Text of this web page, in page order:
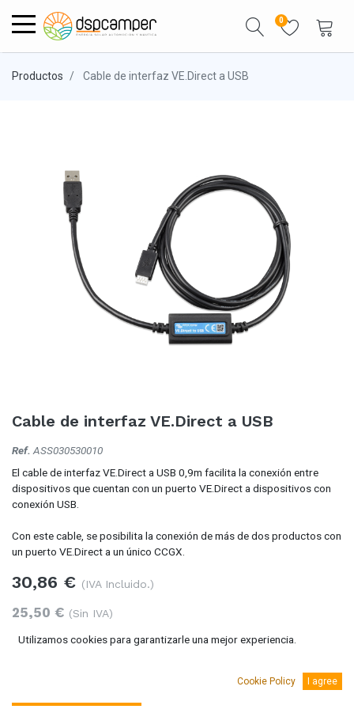
0
Productos Cable de interfaz VE.Direct a USB
Cable de interfaz VE.Direct a USB
Ref. ASS030530010
El cable de interfaz VE.Direct a USB 0,9m facilita la conexión entre
dispositivos que cuentan con un puerto VE.Direct a dispositivos con
conexión USB.
Con este cable, se posibilita la conexión de más de dos productos con
un puerto VE.Direct a un único CCGX.
30,86 € (IVA Incluido.)
25,50 € (Sin IVA)
Utilizamos cookies para garantizarle una mejor experiencia.
Cookie Policy I agree